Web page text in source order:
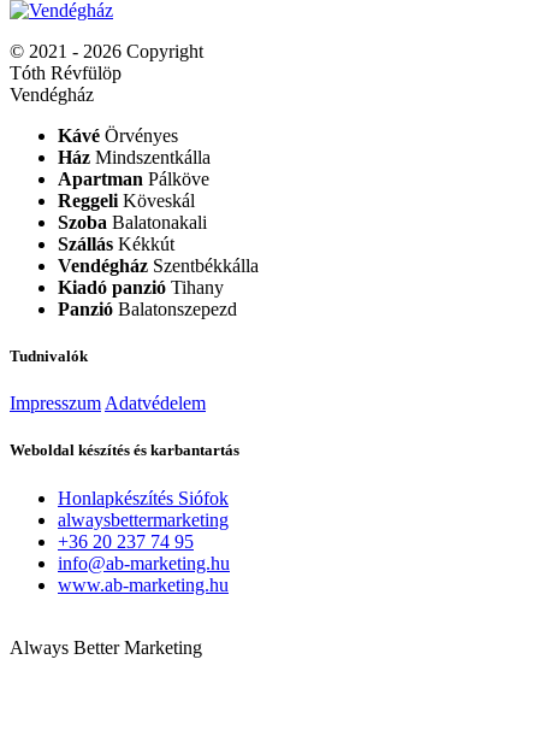
© 2021 - 2026 Copyright
Tóth Révfülöp
Vendégház
Kávé Örvényes
Ház Mindszentkálla
Apartman Pálköve
Reggeli Köveskál
Szoba Balatonakali
Szállás Kékkút
Vendégház Szentbékkálla
Kiadó panzió Tihany
Panzió Balatonszepezd
Tudnivalók
Impresszum Adatvédelem
Weboldal készítés és karbantartás
Honlapkészítés Siófok
alwaysbettermarketing
+36 20 237 74 95
info@ab-marketing.hu
www.ab-marketing.hu
Always Better Marketing